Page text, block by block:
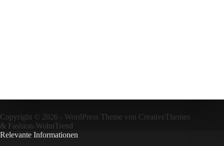
Copyright © 2026 - WordPress Theme von CreativeThemes
& Fashion-WohnTrend
Relevante Informationen